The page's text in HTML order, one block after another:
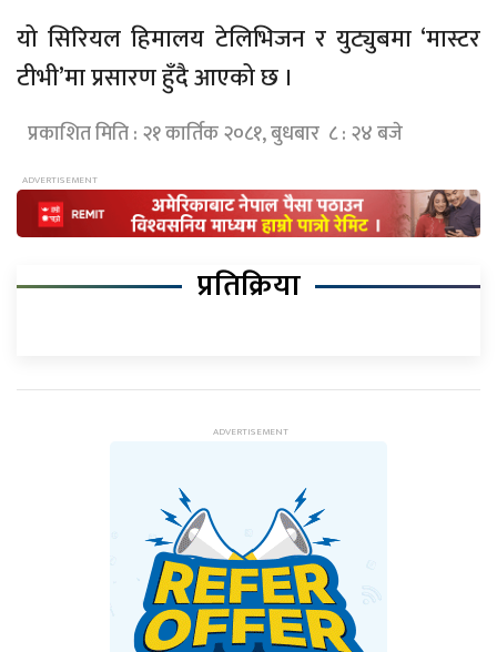
यो सिरियल हिमालय टेलिभिजन र युट्युबमा ‘मास्टर
टीभी’मा प्रसारण हुँदै आएको छ ।
प्रकाशित मिति : २१ कार्तिक २०८१, बुधबार ८ : २४ बजे
प्रतिक्रिया